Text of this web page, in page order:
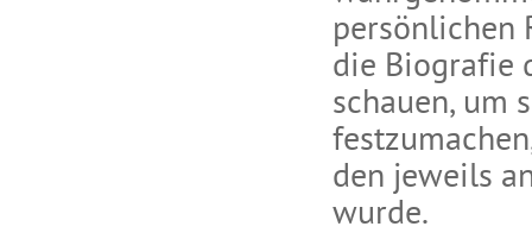
persönlichen
die Biografie
schauen, um
den jeweils
wurde.